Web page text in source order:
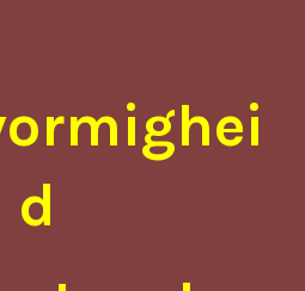
d